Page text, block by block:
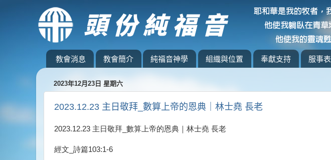
教會消息 教會簡介 純福音神學 組織與位置 奉獻支持 服事表
2023年12月23日 星期六
2023.12.23 主日敬拜_數算上帝的恩典｜林士堯 長老
2023.12.23 主日敬拜_數算上帝的恩典｜林士堯 長老
經文_詩篇103:1-6